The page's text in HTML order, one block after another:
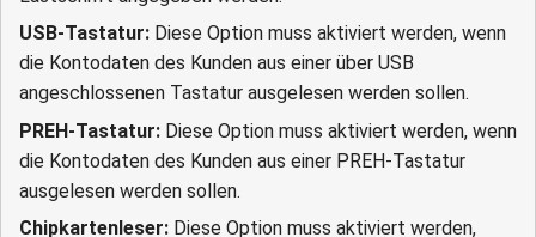
USB-Tastatur: Diese Option muss aktiviert werden, wenn
die Kontodaten des Kunden aus einer über USB
angeschlossenen Tastatur ausgelesen werden sollen.
PREH-Tastatur: Diese Option muss aktiviert werden, wenn
die Kontodaten des Kunden aus einer PREH-Tastatur
ausgelesen werden sollen.
Chipkartenleser: Diese Option muss aktiviert werden,